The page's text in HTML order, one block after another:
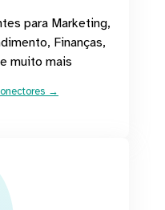
para Marketing,
Finanças,
muito mais
→